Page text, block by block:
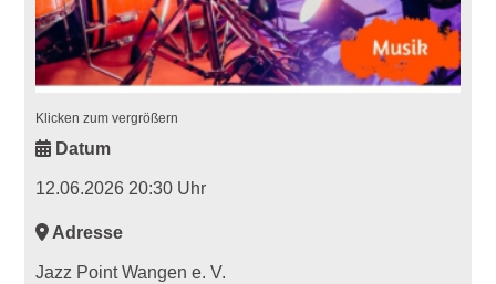
Klicken zum vergrößern
Datum
12.06.2026 20:30 Uhr
Adresse
Jazz Point Wangen e. V.